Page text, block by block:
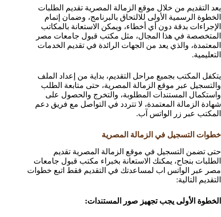
يعد التقديم من خلال موقع الزمالة المصرية تقديم الطلبات
الخطوة الرسمية الأولى للالتحاق بالبرنامج، وضمان إتمام
الإجراءات بدقة دون أي أخطاء، ويمكن الاستعانة بالمكاتب
المتخصصة في هذا المجال، مثل مكتب قبول جامعات مصر
المعتمدة، والذي يعد من الجهات الرائدة في تقديم الخدمات
التعليمية.
يتكفل المكتب بجميع مراحل التقديم، بداية من إعداد الملف
والتسجيل عبر موقع الزمالة المصرية، حتى متابعة الطلب
واستكمال المستندات المطلوبة، والتخرج والحصول على
شهادة الزمالة المعتمدة، لا تتردد في التواصل مع فريق دعم
المكتب عبر زر الواتس آب.
خطوات التسجيل في الزمالة المصرية
حتى تضمن التسجيل في موقع الزمالة المصرية تقديم
الطلبات بنجاح، يمكنك الاستعانة بخبراء مكتب قبول جامعات
مصر عبر الواتس اب لمساعدتك في التقديم فقط اتبع خطوات
التقديم التالية:
الخطوة الأولى يجب تجهيز صور المستندات: